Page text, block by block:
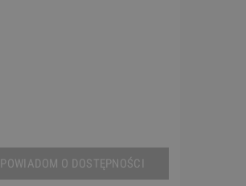
POWIADOM O DOSTĘPNOŚCI